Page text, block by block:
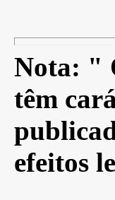
Nota: "
têm
efeitos